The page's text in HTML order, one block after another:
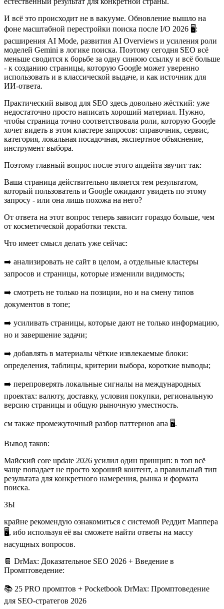
И всё это происходит не в вакууме. Обновление вышло на
фоне масштабной перестройки поиска после I/O 2026 🖥:
расширения AI Mode, развития AI Overviews и усиления роли
моделей Gemini в логике поиска. Поэтому сегодня SEO всё
меньше сводится к борьбе за одну синюю ссылку и всё больше
- к созданию страницы, которую Google может уверенно
использовать и в классической выдаче, и как источник для
ИИ-ответа.
Практический вывод для SEO здесь довольно жёсткий: уже
недостаточно просто написать хороший материал. Нужно,
чтобы страница точно соответствовала роли, которую Google
хочет видеть в этом кластере запросов: справочник, сервис,
категория, локальная посадочная, экспертное объяснение,
инструмент выбора.
Поэтому главный вопрос после этого апдейта звучит так:
Ваша страница действительно является тем результатом,
который пользователь и Google ожидают увидеть по этому
запросу - или она лишь похожа на него?
От ответа на этот вопрос теперь зависит гораздо больше, чем
от косметической доработки текста.
Что имеет смысл делать уже сейчас:
➡️ анализировать не сайт в целом, а отдельные кластеры
запросов и страницы, которые изменили видимость;
➡️ смотреть не только на позиции, но и на смену типов
документов в топе;
➡️ усиливать страницы, которые дают не только информацию,
но и завершение задачи;
➡️ добавлять в материалы чёткие извлекаемые блоки:
определения, таблицы, критерии выбора, короткие выводы;
➡️ перепроверять локальные сигналы на международных
проектах: валюту, доставку, условия покупки, региональную
версию страницы и общую рыночную уместность.
см также промежуточный разбор паттернов апа 🖥.
Вывод таков:
Майский core update 2026 усилил один принцип: в топ всё
чаще попадает не просто хороший контент, а правильный тип
результата для конкретного намерения, рынка и формата
поиска.
ЗЫ
крайне рекомендую ознакомиться с системой Реддит Маппера
🖥, ибо используя её вы сможете найти ответы на массу
насущных вопросов.
📔 DrMax: Доказательное SEO 2026 + Введение в
Промптоведение:
📚 25 PRO промптов + Pocketbook DrMax: Промптоведение
для SEO-стратегов 2026